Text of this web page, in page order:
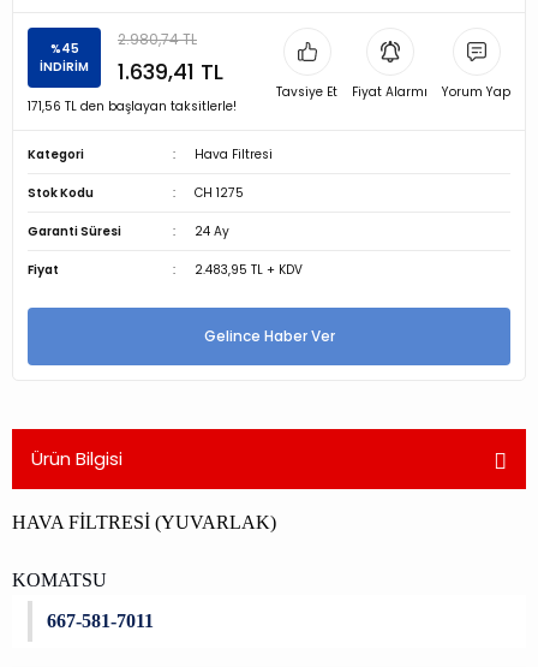
%45
İNDİRİM
2.980,74 TL
1.639,41 TL
171,56 TL den başlayan taksitlerle!
Tavsiye Et Fiyat Alarmı Yorum Yap
Kategori Hava Filtresi
Stok Kodu CH 1275
Garanti Süresi 24 Ay
Fiyat 2.483,95 TL + KDV
Gelince Haber Ver
Ürün Bilgisi
HAVA FİLTRESİ (YUVARLAK)
KOMATSU
667-581-7011